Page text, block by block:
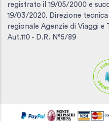
registrato il 19/05/2000 e
19/03/2020. Direzione
regionale Agenzie di Viaggi e
Aut.110 - D.R. N°5/89